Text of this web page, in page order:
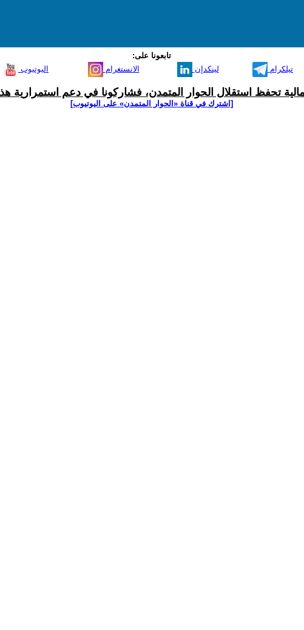
تابعونا على:
اليوتيوب الانستغرام لينكدإن تيلكرام
تحفظ استقلال الحوار المتمدن، فشاركونا في دعم استمرارية
[اشترك في قناة ‫«الحوار المتمدن» على اليوتيوب]